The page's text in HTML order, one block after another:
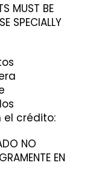
MUST BE
SPECIALLY
el crédito:
NO
EN